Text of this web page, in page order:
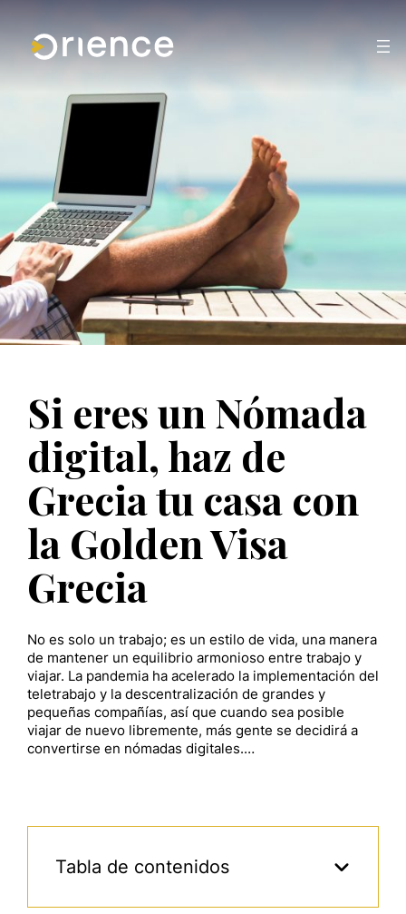
Si eres un Nómada
digital, haz de
Grecia tu casa con
la Golden Visa
Grecia
No es solo un trabajo; es un estilo de vida, una manera
de mantener un equilibrio armonioso entre trabajo y
viajar. La pandemia ha acelerado la implementación del
teletrabajo y la descentralización de grandes y
pequeñas compañías, así que cuando sea posible
viajar de nuevo libremente, más gente se decidirá a
convertirse en nómadas digitales.…
Tabla de contenidos